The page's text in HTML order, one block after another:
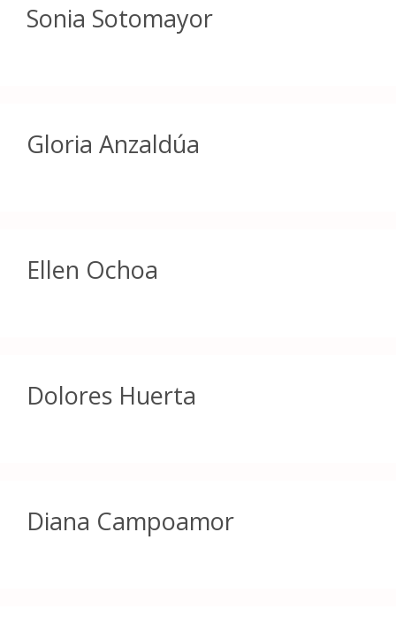
Sonia Sotomayor
Gloria Anzaldúa
Ellen Ochoa
Dolores Huerta
Diana Campoamor